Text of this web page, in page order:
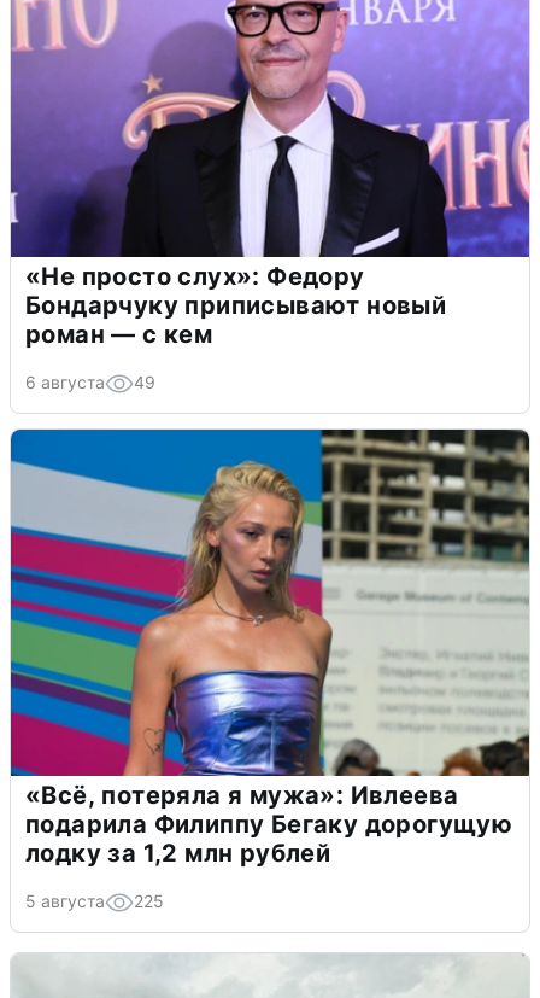
«Не просто слух»: Федору
Бондарчуку приписывают новый
роман — с кем
6 августа 49
«Всё, потеряла я мужа»: Ивлеева
подарила Филиппу Бегаку дорогущую
лодку за 1,2 млн рублей
5 августа 225